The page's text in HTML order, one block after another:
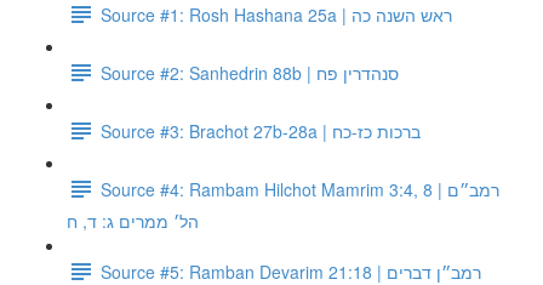
Source #1: Rosh Hashana 25a | ראש השנה כה
Source #2: Sanhedrin 88b | סנהדרין פח
Source #3: Brachot 27b-28a | ברכות כז-כח
Source #4: Rambam Hilchot Mamrim 3:4, 8 | רמב״ם
הל׳ ממרים ג: ד, ח
Source #5: Ramban Devarim 21:18 | רמב״ן דברים